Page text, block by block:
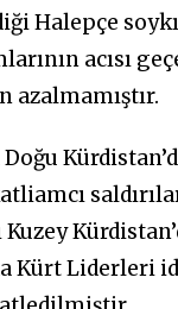
Halepçe
acısı
azalmamıştır.
Kuzey
Kürt Liderleri